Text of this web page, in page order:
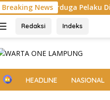
Breaking News
Diamankan
Redaksi Indeks
H
HEADLINE NASIONAL